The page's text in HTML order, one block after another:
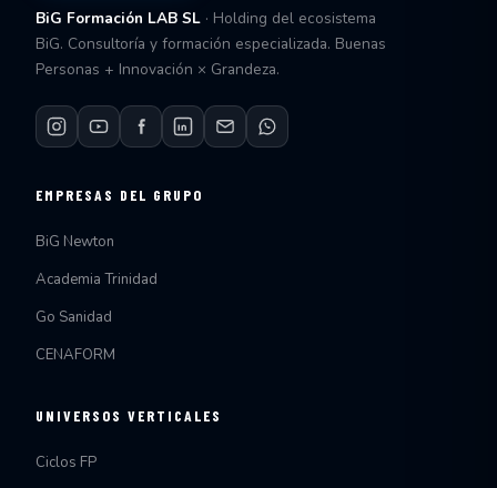
BiG Formación LAB SL · Holding del ecosistema
BiG. Consultoría y formación especializada. Buenas
Personas + Innovación × Grandeza.
EMPRESAS DEL GRUPO
BiG Newton
Academia Trinidad
Go Sanidad
CENAFORM
UNIVERSOS VERTICALES
Ciclos FP